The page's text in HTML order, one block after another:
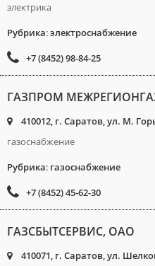
электрика
Рубрика:электроснабжение
+7 (8452) 98-84-25
ГАЗПРОМ
410012, г. Саратов, ул. М.
газоснабжение
Рубрика: газоснабжение
+7 (8452) 45-62-30
ГАЗСБЫТСЕРВИС, ОАО
410071, г. Саратов, ул.